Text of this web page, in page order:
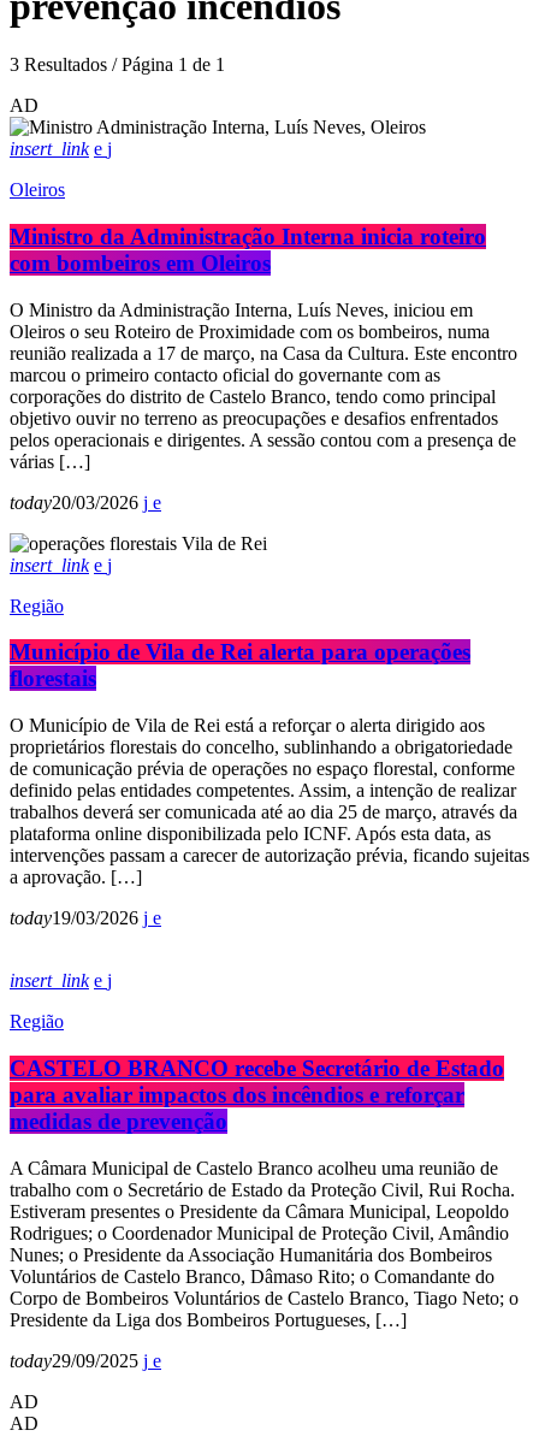
3 Resultados / Página 1 de 1
AD
insert_link
Oleiros
Ministro da Administração Interna inicia roteiro
com bombeiros em Oleiros
O Ministro da Administração Interna, Luís Neves, iniciou em
Oleiros o seu Roteiro de Proximidade com os bombeiros, numa
reunião realizada a 17 de março, na Casa da Cultura. Este encontro
marcou o primeiro contacto oficial do governante com as
corporações do distrito de Castelo Branco, tendo como principal
objetivo ouvir no terreno as preocupações e desafios enfrentados
pelos operacionais e dirigentes. A sessão contou com a presença de
várias […]
today20/03/2026
insert_link
Região
Município de Vila de Rei alerta para operações
florestais
O Município de Vila de Rei está a reforçar o alerta dirigido aos
proprietários florestais do concelho, sublinhando a obrigatoriedade
de comunicação prévia de operações no espaço florestal, conforme
definido pelas entidades competentes. Assim, a intenção de realizar
trabalhos deverá ser comunicada até ao dia 25 de março, através da
plataforma online disponibilizada pelo ICNF. Após esta data, as
intervenções passam a carecer de autorização prévia, ficando sujeitas
a aprovação. […]
today19/03/2026
insert_link
Região
CASTELO BRANCO recebe Secretário de Estado
para avaliar impactos dos incêndios e reforçar
medidas de prevenção
A Câmara Municipal de Castelo Branco acolheu uma reunião de
trabalho com o Secretário de Estado da Proteção Civil, Rui Rocha.
Estiveram presentes o Presidente da Câmara Municipal, Leopoldo
Rodrigues; o Coordenador Municipal de Proteção Civil, Amândio
Nunes; o Presidente da Associação Humanitária dos Bombeiros
Voluntários de Castelo Branco, Dâmaso Rito; o Comandante do
Corpo de Bombeiros Voluntários de Castelo Branco, Tiago Neto; o
Presidente da Liga dos Bombeiros Portugueses, […]
today29/09/2025
AD
AD